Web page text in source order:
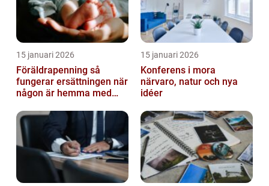
15 januari 2026
Föräldrapenning så
fungerar ersättningen när
någon är hemma med
15 januari 2026
Konferens i mora
närvaro, natur och nya
idéer